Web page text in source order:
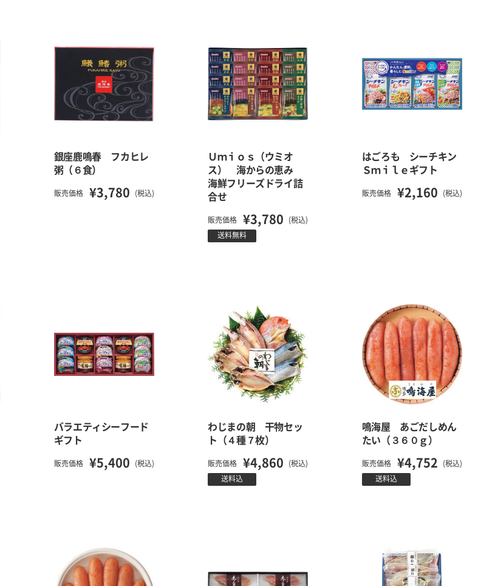
銀座鹿鳴春 フカヒレ
粥（６食）
販売価格 ¥3,780 (税込)
Ｕｍｉｏｓ（ウミオ
ス） 海からの恵み
海鮮フリーズドライ詰
合せ
販売価格 ¥3,780 (税込)
送料無料
はごろも シーチキン
Ｓｍｉｌｅギフト
販売価格 ¥2,160 (税込)
バラエティシーフード
ギフト
販売価格 ¥5,400 (税込)
わじまの朝 干物セッ
ト（４種７枚）
販売価格 ¥4,860 (税込)
送料込
鳴海屋 あごだしめん
たい（３６０ｇ）
販売価格 ¥4,752 (税込)
送料込